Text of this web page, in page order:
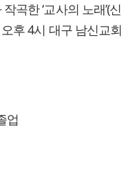
곡한 ‘교사의 노래’(신
후 4시 대구 남신교회
업